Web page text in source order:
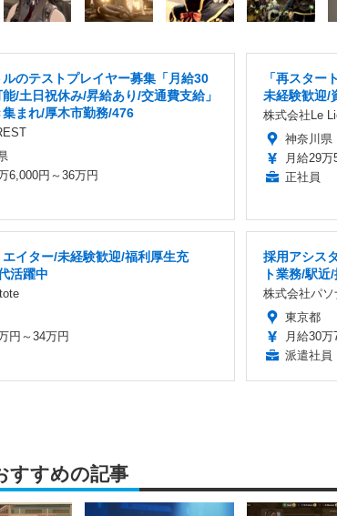
のテストプレイヤー募集「月給30
/土日祝休み/昇給あり/交通費支給」
まれ/厚木市勤務/476
6,000円～36万円
「再スター
未経験歓迎/
株式会社Le
神奈川県
月給29
正社員
イター/未経験歓迎/福利厚生充
活躍中
円～34万円
採用アシス
ト業務/駅
株式会社パソ
東京都
月給30万
派遣社員
すすめの記事